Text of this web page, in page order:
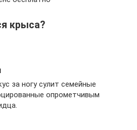
крыса?
за ногу сулит семейные
опрометчивым